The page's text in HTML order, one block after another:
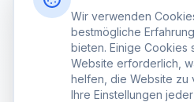
Wir verwenden
bestmögliche
bieten. Einige Cookies
Website erforderlich,
helfen, die Website zu
Ihre Einstellungen